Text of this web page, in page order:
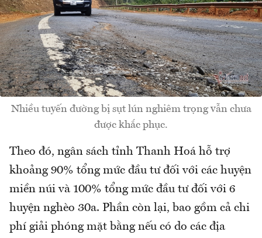
Nhiều tuyến đường bị sụt lún nghiêm trọng vẫn chưa
được khắc phục.
Theo đó, ngân sách tỉnh Thanh Hoá hỗ trợ
khoảng 90% tổng mức đầu tư đối với các huyện
miền núi và 100% tổng mức đầu tư đối với 6
huyện nghèo 30a. Phần còn lại, bao gồm cả chi
phí giải phóng mặt bằng nếu có do các địa